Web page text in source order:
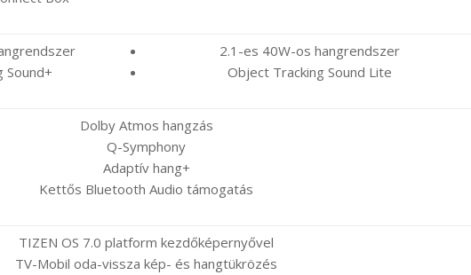
Sound+
2.1-es 40W-os hangrendszer
Object Tracking Sound Lite
Dolby Atmos hangzás
Q-Symphony
Adaptív hang+
Kettős Bluetooth Audio támogatás
TIZEN OS 7.0 platform kezdőképernyővel
TV-Mobil oda-vissza kép- és hangtükrözés